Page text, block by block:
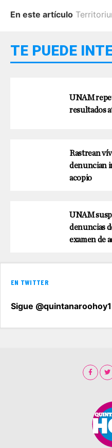
En este artículo
TE PUEDE
UNAM
resultados
Rastrean
denuncian
acopio
UNAM
denuncias
examen de
EN TWITTER
Sigue @quintanaroohoy1